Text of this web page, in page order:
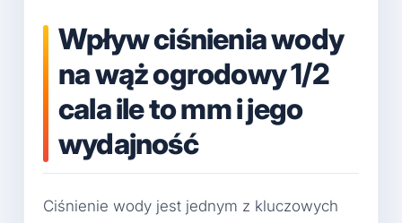
Wpływ ciśnienia wody
na wąż ogrodowy 1/2
cala ile to mm i jego
wydajność
Ciśnienie wody jest jednym z kluczowych